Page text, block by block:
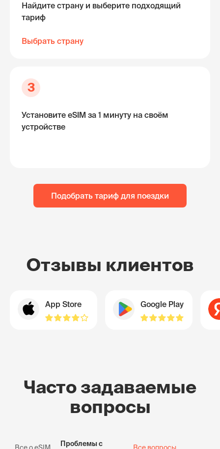
Найдите страну и выберите подходящий
тариф
Выбрать страну
3
Установите eSIM за 1 минуту на своём
устройстве
Подобрать тариф для поездки
Отзывы клиентов
App Store Google Play
Часто задаваемые
вопросы
Все о eSIM
Проблемы с
Все вопросы